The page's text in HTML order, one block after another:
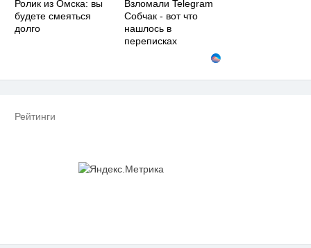
Ролик из Омска: вы
будете смеяться
долго
Взломали Telegram
Собчак - вот что
нашлось в
переписках
Рейтинги